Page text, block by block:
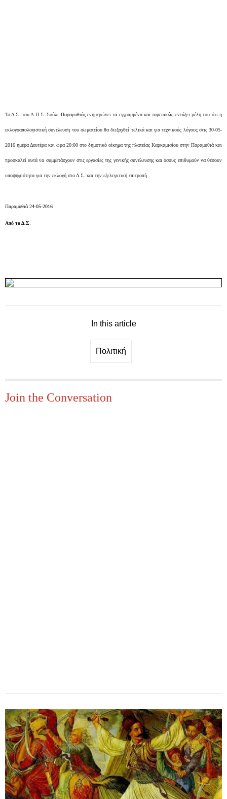
Το Δ.Σ. του Α.Π.Σ. Σούλι Παραμυθιάς ενημερώνει τα εγγραμμένα και ταμειακώς εντάξει μέλη του ότι η
εκλογοαπολογιστική συνέλευση του σωματείου θα διεξαχθεί τελικά και για τεχνικούς λόγους στις 30-05-
2016 ημέρα Δευτέρα και ώρα 20:00 στο δημοτικό οίκημα της πλατείας Καρκαμισίου στην Παραμυθιά και
προσκαλεί αυτά να συμμετάσχουν στις εργασίες της γενικής συνέλευσης και όσους επιθυμούν να θέσουν
υποψηφιότητα για την εκλογή στο Δ.Σ. και την εξελεγκτική επιτροπή.
Παραμυθιά 24-05-2016
Από το Δ.Σ
In this article
Πολιτική
Join the Conversation